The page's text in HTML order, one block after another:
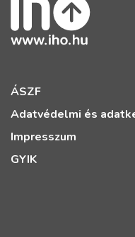
ÁSZF
Adatvédelmi és
Impresszum
GYIK